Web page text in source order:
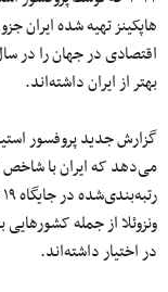
هاپکینز تهیه شده ایران
بهتر از ایران داشته‌اند.
گزارش جدید پروفسور
در اختیار داشته‌اند.